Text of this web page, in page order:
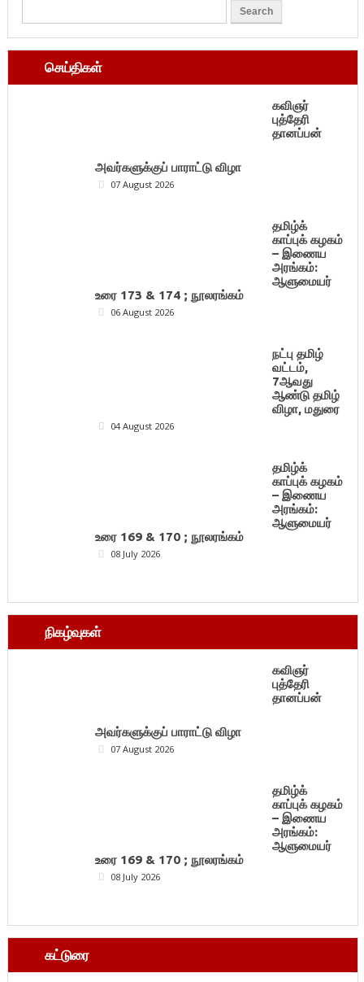
செய்திகள்
கவிஞர்
புத்தேரி
தானப்பன்
அவர்களுக்குப் பாராட்டு விழா
07 August 2026
தமிழ்க்
காப்புக் கழகம்
– இணைய
அரங்கம்:
ஆளுமையர்
உரை 173 & 174 ; நூலரங்கம்
06 August 2026
நட்பு தமிழ்
வட்டம்,
7ஆவது
ஆண்டு தமிழ்
விழா, மதுரை
04 August 2026
தமிழ்க்
காப்புக் கழகம்
– இணைய
அரங்கம்:
ஆளுமையர்
உரை 169 & 170 ; நூலரங்கம்
08 July 2026
நிகழ்வுகள்
கவிஞர்
புத்தேரி
தானப்பன்
அவர்களுக்குப் பாராட்டு விழா
07 August 2026
தமிழ்க்
காப்புக் கழகம்
– இணைய
அரங்கம்:
ஆளுமையர்
உரை 169 & 170 ; நூலரங்கம்
08 July 2026
கட்டுரை